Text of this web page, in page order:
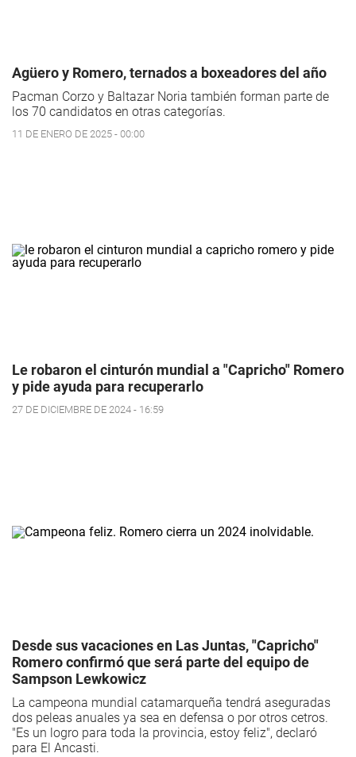
Agüero y Romero, ternados a boxeadores del año
Pacman Corzo y Baltazar Noria también forman parte de
los 70 candidatos en otras categorías.
11 DE ENERO DE 2025 - 00:00
Le robaron el cinturón mundial a "Capricho" Romero
y pide ayuda para recuperarlo
27 DE DICIEMBRE DE 2024 - 16:59
Desde sus vacaciones en Las Juntas, "Capricho"
Romero confirmó que será parte del equipo de
Sampson Lewkowicz
La campeona mundial catamarqueña tendrá aseguradas
dos peleas anuales ya sea en defensa o por otros cetros.
"Es un logro para toda la provincia, estoy feliz", declaró
para El Ancasti.